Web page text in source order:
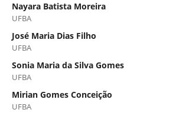
Nayara Batista Moreira
UFBA
José Maria Dias Filho
UFBA
Sonia Maria da Silva Gomes
UFBA
Mirian Gomes Conceição
UFBA